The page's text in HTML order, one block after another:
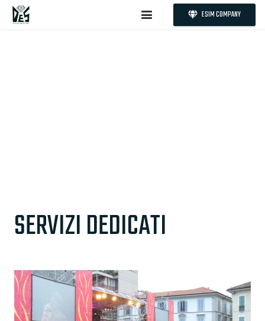
ESIM COMPANY
SERVIZI DEDICATI